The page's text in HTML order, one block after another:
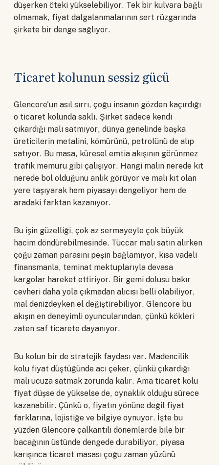
düşerken öteki yükselebiliyor. Tek bir kulvara bağlı
olmamak, fiyat dalgalanmalarının sert rüzgarında
şirkete bir denge sağlıyor.
Ticaret kolunun sessiz gücü
Glencore'un asıl sırrı, çoğu insanın gözden kaçırdığı
o ticaret kolunda saklı. Şirket sadece kendi
çıkardığı malı satmıyor, dünya genelinde başka
üreticilerin metalini, kömürünü, petrolünü de alıp
satıyor. Bu masa, küresel emtia akışının görünmez
trafik memuru gibi çalışıyor. Hangi malın nerede kıt
nerede bol olduğunu anlık görüyor ve malı kıt olan
yere taşıyarak hem piyasayı dengeliyor hem de
aradaki farktan kazanıyor.
Bu işin güzelliği, çok az sermayeyle çok büyük
hacim döndürebilmesinde. Tüccar malı satın alırken
çoğu zaman parasını peşin bağlamıyor, kısa vadeli
finansmanla, teminat mektuplarıyla devasa
kargolar hareket ettiriyor. Bir gemi dolusu bakır
cevheri daha yola çıkmadan alıcısı belli olabiliyor,
mal denizdeyken el değiştirebiliyor. Glencore bu
akışın en deneyimli oyuncularından, çünkü kökleri
zaten saf ticarete dayanıyor.
Bu kolun bir de stratejik faydası var. Madencilik
kolu fiyat düştüğünde acı çeker, çünkü çıkardığı
malı ucuza satmak zorunda kalır. Ama ticaret kolu
fiyat düşse de yükselse de, oynaklık olduğu sürece
kazanabilir. Çünkü o, fiyatın yönüne değil fiyat
farklarına, lojistiğe ve bilgiye oynuyor. İşte bu
yüzden Glencore çalkantılı dönemlerde bile bir
bacağının üstünde dengede durabiliyor, piyasa
karışınca ticaret masası çoğu zaman yüzünü